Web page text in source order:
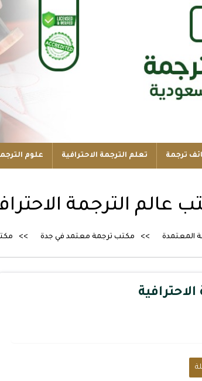
ترجمة تعلم الترجمة الاحترافية علوم
عالم الترجمة
المعتمدة مكتب ترجمة معتمد في جدة